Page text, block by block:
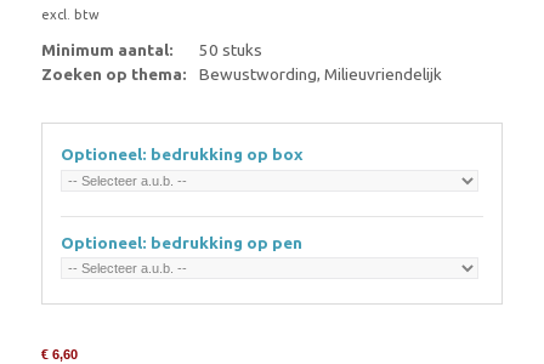
excl. btw
Minimum aantal:
50 stuks
Zoeken op thema:
Bewustwording, Milieuvriendelijk
Optioneel: bedrukking op box
Optioneel: bedrukking op pen
€ 6,60